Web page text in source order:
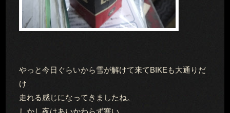
やっと今日ぐらいから雪が解けて来てBIKEも大通りだ
け
走れる感じになってきましたね。